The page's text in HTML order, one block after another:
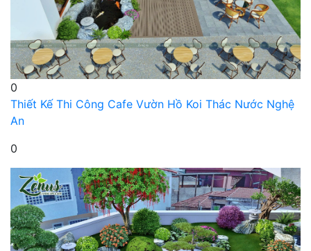
0
Thiết Kế Thi Công Cafe Vườn Hồ Koi Thác Nước Nghệ
An
0